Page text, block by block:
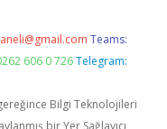
Teams:
606 0 726 Telegram:
Bilgi Teknolojileri
bir Yer Sağlayıcı